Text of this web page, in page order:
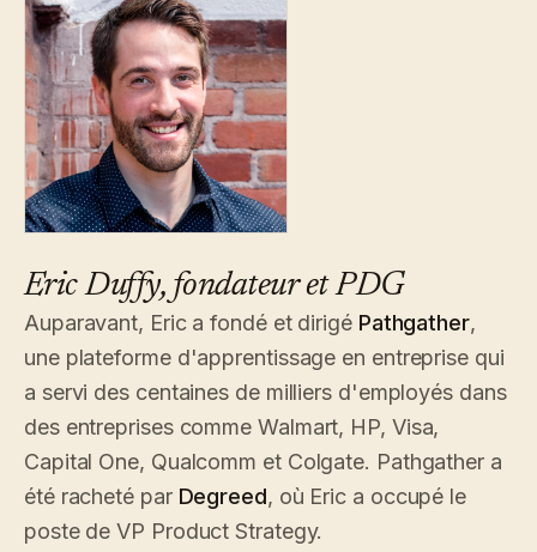
Eric Duffy, fondateur et PDG
Auparavant, Eric a fondé et dirigé Pathgather,
une plateforme d'apprentissage en entreprise qui
a servi des centaines de milliers d'employés dans
des entreprises comme Walmart, HP, Visa,
Capital One, Qualcomm et Colgate. Pathgather a
été racheté par Degreed, où Eric a occupé le
poste de VP Product Strategy.